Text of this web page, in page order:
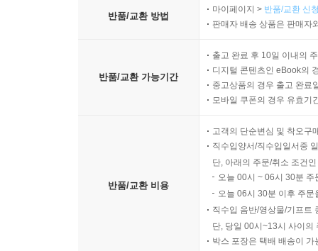
소년과 잠자리의 밀당 215 도로 위 낙엽 216
푹푹 과수원 밭길 219 내가 나에게 보여주는 일 220
인내 222 풍선 223 망치 224
조명 225 초콜릿을 녹이는 법 226
떠나버린 고마운 손님 229 뿌리 깊은 빌딩 숲 230
작은 땅콩 231 종이배 232 쉼 없이 주는 밤나무 233
대장부 234 흐린 행복 235 성냥개비 236
괜찮아요 237 삐걱삐걱 녹슨 그네 여행 238
반품/교환 방법
마이페이지 > 반품/교환 신
판매자 배송 상품은 판매자
반품/교환 가능기간
출고 완료 후 10일 이내의
디지털 콘텐츠인 eBook의
중고상품의 경우 출고 완료
모바일 쿠폰의 경우 유효기
반품/교환 비용
고객의 단순변심 및 착오구
직수입양서/직수입일서중
단, 아래의 주문/취소 조건
오늘 00시 ~ 06시 30분
오늘 06시 30분 이후 주
직수입 음반/영상물/기프트
단, 당일 00시~13시 사이의
박스 포장은 택배 배송이